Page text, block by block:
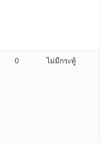
0 ไม่มีกระทู้